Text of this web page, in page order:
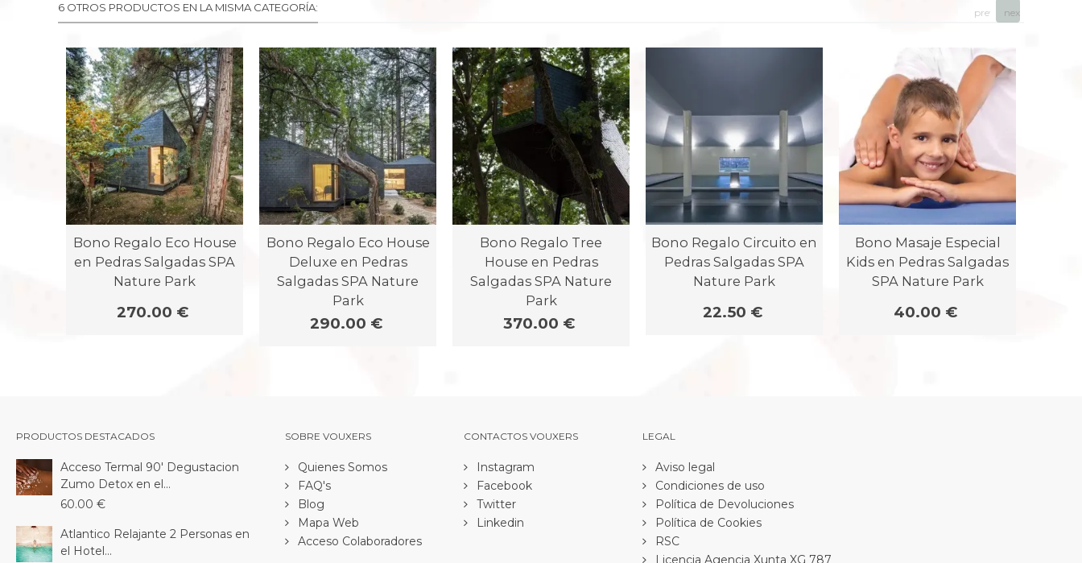
6 OTROS PRODUCTOS EN LA MISMA CATEGORÍA:
Bono Regalo Eco House
en Pedras Salgadas SPA
Nature Park
270.00 €
Bono Regalo Eco House
Deluxe en Pedras
Salgadas SPA Nature
Park
290.00 €
Bono Regalo Tree
House en Pedras
Salgadas SPA Nature
Park
370.00 €
Bono Regalo Circuito en
Pedras Salgadas SPA
Nature Park
22.50 €
Bono Masaje Especial
Kids en Pedras Salgadas
SPA Nature Park
40.00 €
prev next
PRODUCTOS DESTACADOS
Acceso Termal 90' Degustacion
Zumo Detox en el...
60.00 €
Atlantico Relajante 2 Personas en
el Hotel...
SOBRE VOUXERS
Quienes Somos
FAQ's
Blog
Mapa Web
Acceso Colaboradores
CONTACTOS VOUXERS
Instagram
Facebook
Twitter
Linkedin
LEGAL
Aviso legal
Condiciones de uso
Política de Devoluciones
Política de Cookies
RSC
Licencia Agencia Xunta XG 787